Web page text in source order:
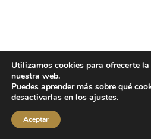
Utilizamos cookies para ofrecerte
nuestra web.
Puedes aprender más sobre qué
desactivarlas en los ajustes.
Aceptar